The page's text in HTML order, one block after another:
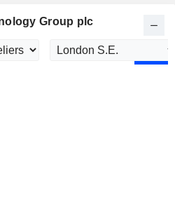
Group plc